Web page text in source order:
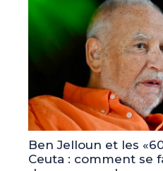
Ben Jelloun et les
Ceuta : comment se